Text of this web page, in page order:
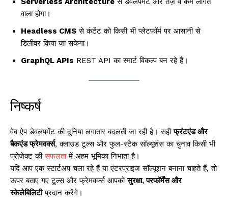
वाला होगा।
Headless CMS से कंटेंट को किसी भी प्लेटफॉर्म पर आसानी से
डिलीवर किया जा सकेगा।
GraphQL APIs REST API का स्मार्ट विकल्प बन रहे हैं।
निष्कर्ष
वेब ऐप डेवलपमेंट की दुनिया लगातार बदलती जा रही है। सहीफ्रंटएंड और
बैकएंड फ्रेमवर्क्स, क्लाउड टूल्स और फुल-स्टैक सॉल्यूशंस का चुनाव किसी भी
प्रोजेक्ट कीसफलतामें अहम भूमिका निभाता है।
यदि आप एक स्टार्टअप चला रहे हैं या एंटरप्राइज सॉल्यूशन बनाना चाहते हैं, तो
ऊपर बताए गए टूल्स और फ्रेमवर्क्स आपकोसुरक्षा, परफॉर्मेंस और
स्केलेबिलिटीप्रदान करेंगे।